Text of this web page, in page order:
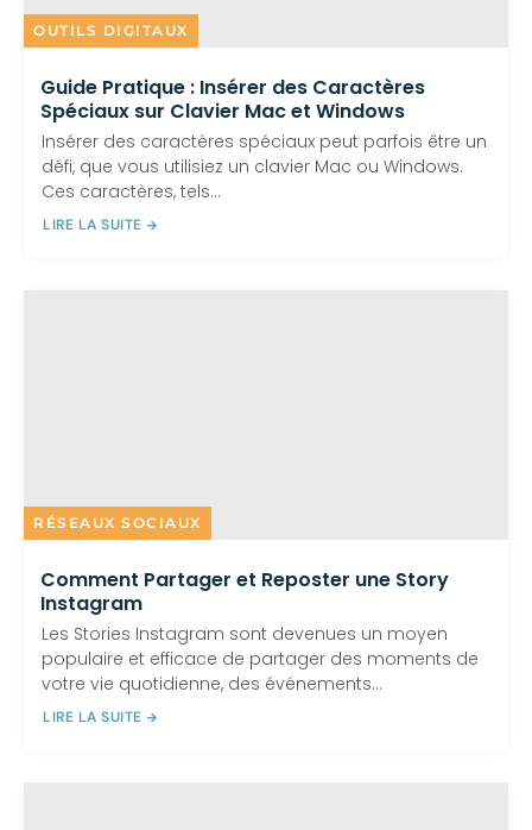
OUTILS DIGITAUX
Guide Pratique : Insérer des Caractères
Spéciaux sur Clavier Mac et Windows
Insérer des caractères spéciaux peut parfois être un
défi, que vous utilisiez un clavier Mac ou Windows.
Ces caractères, tels...
LIRE LA SUITE
RÉSEAUX SOCIAUX
Comment Partager et Reposter une Story
Instagram
Les Stories Instagram sont devenues un moyen
populaire et efficace de partager des moments de
votre vie quotidienne, des événements...
LIRE LA SUITE